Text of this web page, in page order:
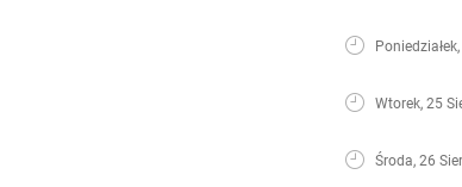
Wtorek, 25
Środa, 26